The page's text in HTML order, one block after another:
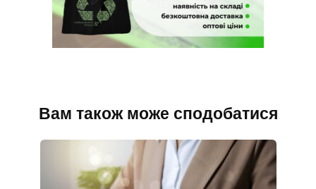
Вам також може сподобатися